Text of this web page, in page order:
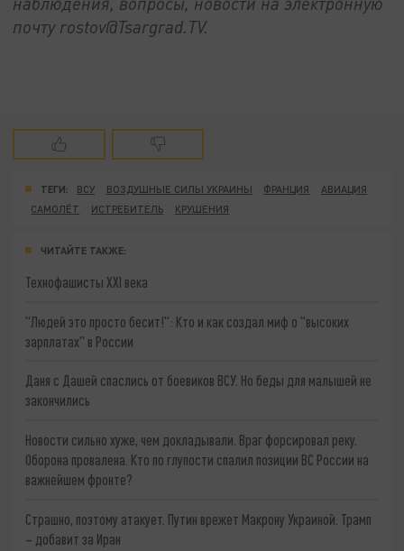
почту rostov@Tsargrad.ТV.
ТЕГИ: ВСУ ВОЗДУШНЫЕ СИЛЫ УКРАИНЫ ФРАНЦИЯ
АВИАЦИЯ
САМОЛЁТ
ИСТРЕБИТЕЛЬ КРУШЕНИЯ
ЧИТАЙТЕ ТАКЖЕ:
Технофашисты XXI века
"Людей это просто бесит!": Кто и как создал миф о "высоких
зарплатах" в России
Даня с Дашей спаслись от боевиков ВСУ. Но беды для малышей не
закончились
Новости сильно хуже, чем докладывали. Враг форсировал реку.
Оборона провалена. Кто по глупости спалил позиции ВС России на
важнейшем фронте?
Страшно, поэтому атакует. Путин врежет Макрону Украиной. Трамп
– добавит за Иран